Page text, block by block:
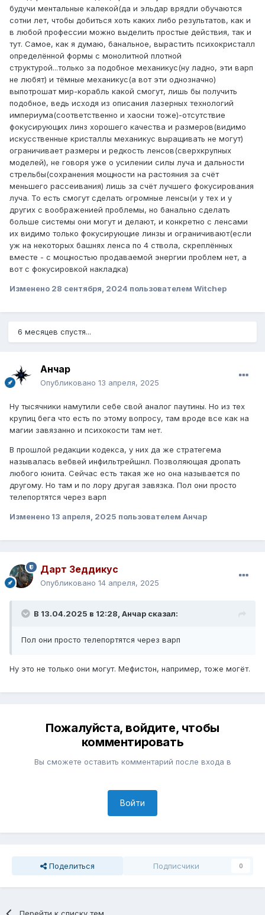
будучи ментальные калекой(да и эльдар врядли обучаются
сотни лет, чтобы добиться хоть каких либо результатов, как и
в любой профессии можно выделить простые действия, так и
тут. Самое, как я думаю, банальное, вырастить психокристалл
определённой формы с монолитной плотной
структурой...только за подобное механикус(ну ладно, эти варп
не любят) и тёмные механикус(а вот эти однозначно)
выпотрошат мир-корабль какой смогут, лишь бы получить
подобное, ведь исходя из описания лазерных технологий
империума(соответственно и хаосни тоже)-отсутствие
фокусирующих линз хорошего качества и размеров(видимо
искусственные кристаллы механикус выращивать не могут)
ограничивает размеры и редкость ленсов(сверхкрупных
моделей), не говоря уже о усилении силы луча и дальности
стрельбы(сохранения мощности на растояния за счёт
меньшего рассеивания) лишь за счёт лучшего фокусирования
луча. То есть смогут сделать огромные ленсы(и у тех и у
других с воображенией проблемы, но банально сделать
больше системы они могут и делают, и конкретно с ленсами
их видимо только фокусирующие линзы и ограничивают(если
уж на некоторых башнях ленса по 4 ствола, скреплённых
вместе - с мощностью продаваемой энергии проблем нет, а
вот с фокусировкой накладка)
Изменено 28 сентября, 2024 пользователем Witchep
6 месяцев спустя...
Анчар
Опубликовано 13 апреля, 2025
Ну тысячники намутили себе свой аналог паутины. Но из тех
крупиц бега что есть по этому вопросу, там вроде все как на
магии завязанно и психокости там нет.
В прошлой редакции кодекса, у них да же стратегема
называлась вебвей инфильтрейшнл. Позволяющая дропать
любого юнита. Сейчас есть такая же но она называется по
другому. Но там и по лору другая завязка. Пол они просто
телепортятся через варп
Изменено 13 апреля, 2025 пользователем Анчар
Дарт Зеддикус
Опубликовано 14 апреля, 2025
В 13.04.2025 в 12:28, Анчар сказал:
Пол они просто телепортятся через варп
Ну это не только они могут. Мефистон, например, тоже могёт.
Пожалуйста, войдите, чтобы
комментировать
Вы сможете оставить комментарий после входа в
Войти
Поделиться Подписчики 0
Перейти к списку тем